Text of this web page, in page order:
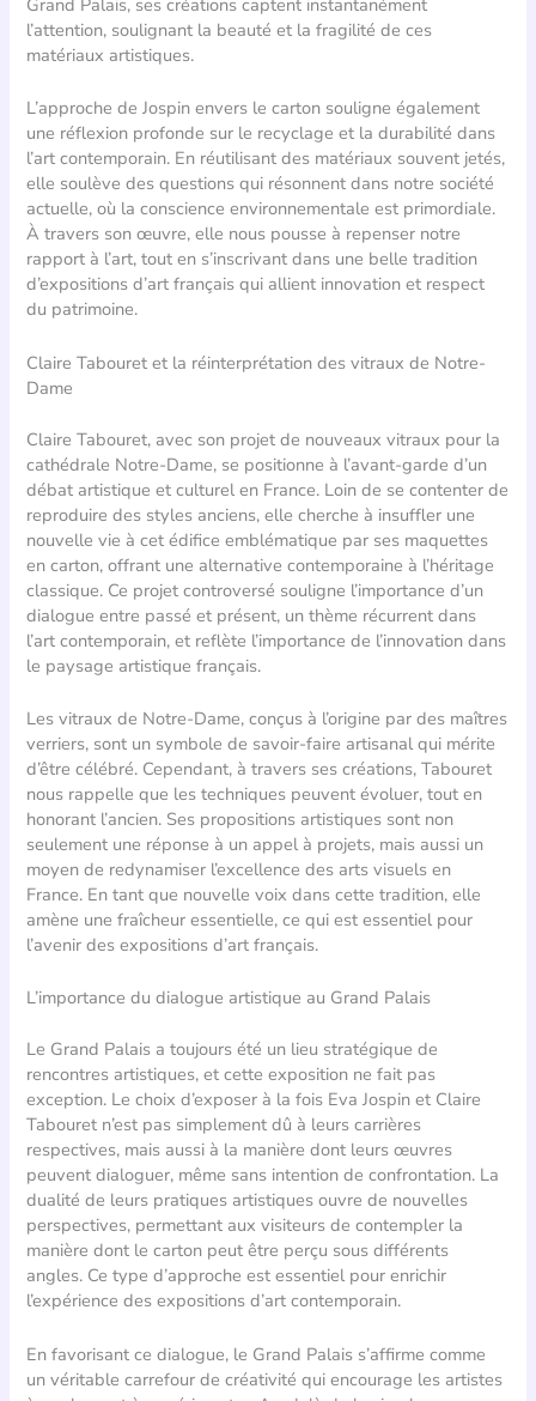
Grand Palais, ses créations captent instantanément
l’attention, soulignant la beauté et la fragilité de ces
matériaux artistiques.
L’approche de Jospin envers le carton souligne également
une réflexion profonde sur le recyclage et la durabilité dans
l’art contemporain. En réutilisant des matériaux souvent jetés,
elle soulève des questions qui résonnent dans notre société
actuelle, où la conscience environnementale est primordiale.
À travers son œuvre, elle nous pousse à repenser notre
rapport à l’art, tout en s’inscrivant dans une belle tradition
d’expositions d’art français qui allient innovation et respect
du patrimoine.
Claire Tabouret et la réinterprétation des vitraux de Notre-
Dame
Claire Tabouret, avec son projet de nouveaux vitraux pour la
cathédrale Notre-Dame, se positionne à l’avant-garde d’un
débat artistique et culturel en France. Loin de se contenter de
reproduire des styles anciens, elle cherche à insuffler une
nouvelle vie à cet édifice emblématique par ses maquettes
en carton, offrant une alternative contemporaine à l’héritage
classique. Ce projet controversé souligne l’importance d’un
dialogue entre passé et présent, un thème récurrent dans
l’art contemporain, et reflète l’importance de l’innovation dans
le paysage artistique français.
Les vitraux de Notre-Dame, conçus à l’origine par des maîtres
verriers, sont un symbole de savoir-faire artisanal qui mérite
d’être célébré. Cependant, à travers ses créations, Tabouret
nous rappelle que les techniques peuvent évoluer, tout en
honorant l’ancien. Ses propositions artistiques sont non
seulement une réponse à un appel à projets, mais aussi un
moyen de redynamiser l’excellence des arts visuels en
France. En tant que nouvelle voix dans cette tradition, elle
amène une fraîcheur essentielle, ce qui est essentiel pour
l’avenir des expositions d’art français.
L’importance du dialogue artistique au Grand Palais
Le Grand Palais a toujours été un lieu stratégique de
rencontres artistiques, et cette exposition ne fait pas
exception. Le choix d’exposer à la fois Eva Jospin et Claire
Tabouret n’est pas simplement dû à leurs carrières
respectives, mais aussi à la manière dont leurs œuvres
peuvent dialoguer, même sans intention de confrontation. La
dualité de leurs pratiques artistiques ouvre de nouvelles
perspectives, permettant aux visiteurs de contempler la
manière dont le carton peut être perçu sous différents
angles. Ce type d’approche est essentiel pour enrichir
l’expérience des expositions d’art contemporain.
En favorisant ce dialogue, le Grand Palais s’affirme comme
un véritable carrefour de créativité qui encourage les artistes